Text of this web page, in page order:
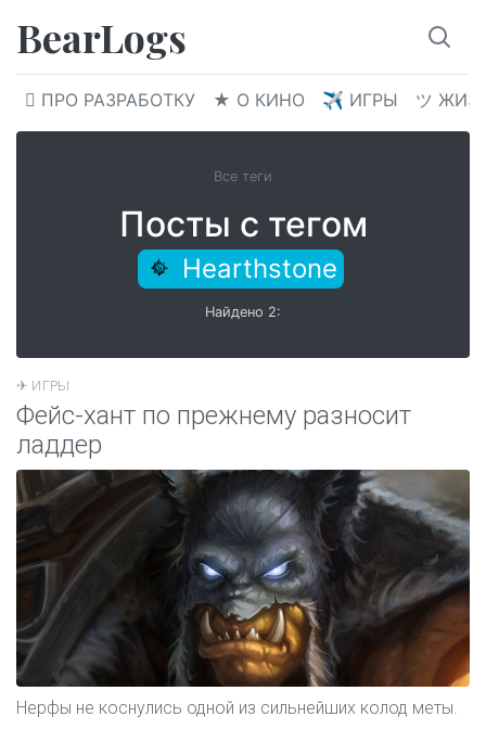
BearLogs
 ПРО РАЗРАБОТКУ ★ О КИНО ✈︎ ИГРЫ ツ
Все теги
Посты с тегом
Hearthstone
Найдено 2:
✈︎ ИГРЫ
Фейс-хант по прежнему разносит
ладдер
Нерфы не коснулись одной из сильнейших колод меты.